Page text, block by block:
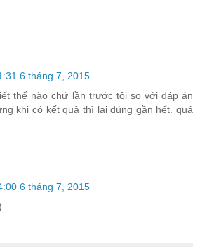
6 tháng 7, 2015
thế nào chứ lần trước tôi so với đáp án
khi có kết quả thì lại đúng gần hết. quá
6 tháng 7, 2015